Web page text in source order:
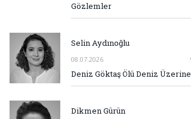
Gözlemler
Selin Aydınoğlu
08.07.2026
Deniz Göktaş Ölü Deniz Üzerine
Dikmen Gürün